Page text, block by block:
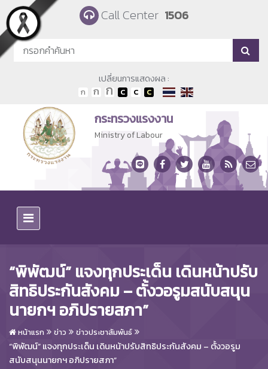
Skip to main content Call Center 1506
เปลี่ยนการแสดงผล :
กระทรวงแรงงาน
Ministry of Labour
“พิพัฒน์” แจงทุกประเด็น เดินหน้าปรับ
สิทธิประกันสังคม – ตั้งวอรูมสนับสนุน
นายกฯ อภิปรายสภา”
หน้าแรก ข่าว ข่าวประชาสัมพันธ์
“พิพัฒน์” แจงทุกประเด็น เดินหน้าปรับสิทธิประกันสังคม – ตั้งวอรูม
สนับสนุนนายกฯ อภิปรายสภา”